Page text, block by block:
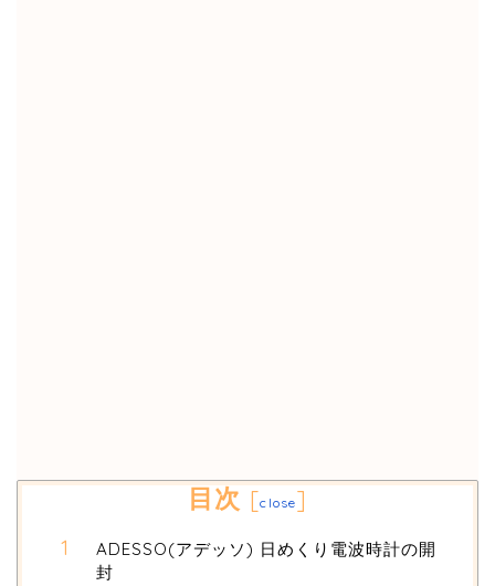
目次 [close]
ADESSO(アデッソ) 日めくり電波時計の開
封